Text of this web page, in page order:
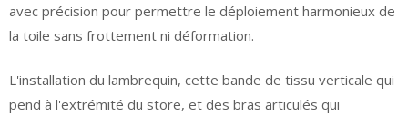
avec précision pour permettre le déploiement harmonieux de
la toile sans frottement ni déformation.
L'installation du lambrequin, cette bande de tissu verticale qui
pend à l'extrémité du store, et des bras articulés qui